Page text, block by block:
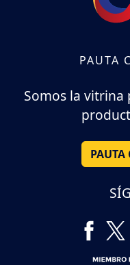
PAUTA
Somos la
PAUTA